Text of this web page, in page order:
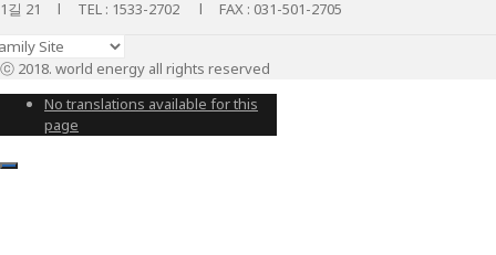
1길 21 l TEL : 1533-2702 l FAX : 031-501-2705
ⓒ 2018. world energy all rights reserved
No translations available for this
page